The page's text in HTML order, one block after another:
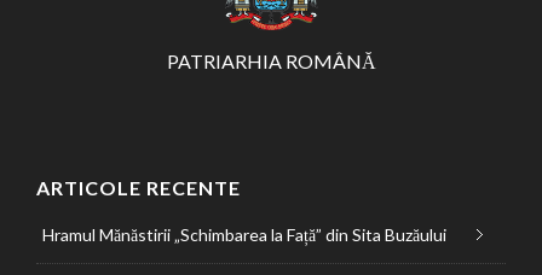
PATRIARHIA ROMÂNĂ
ARTICOLE RECENTE
Hramul Mănăstirii „Schimbarea la Față” din Sita Buzăului